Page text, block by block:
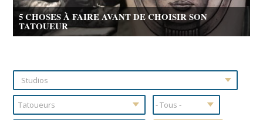
5 CHOSES À FAIRE AVANT DE CHOISIR SON
TATOUEUR